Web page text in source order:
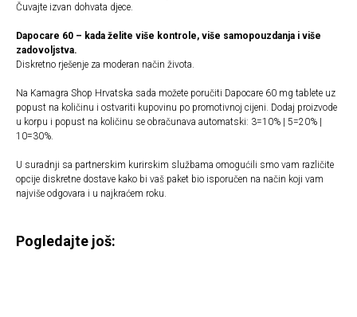
Čuvajte izvan dohvata djece.
Dapocare 60 – kada želite više kontrole, više samopouzdanja i više
zadovoljstva.
Diskretno rješenje za moderan način života.
Na Kamagra Shop Hrvatska sada možete poručiti Dapocare 60 mg tablete uz
popust na količinu i ostvariti kupovinu po promotivnoj cijeni. Dodaj proizvode
u korpu i popust na količinu se obračunava automatski: 3=10% | 5=20% |
10=30%.
U suradnji sa partnerskim kurirskim službama omogućili smo vam različite
opcije diskretne dostave kako bi vaš paket bio isporučen na način koji vam
najviše odgovara i u najkraćem roku.
Pogledajte još: